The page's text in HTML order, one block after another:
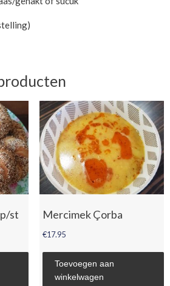
st Mercimek Çorba
€17.95
Toevoegen aan
winkelwagen